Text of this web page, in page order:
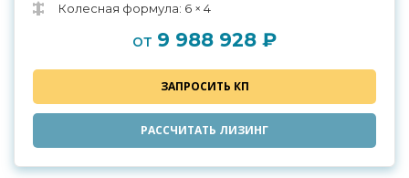
Колесная формула: 6 × 4
от 9 988 928 ₽
ЗАПРОСИТЬ КП
РАССЧИТАТЬ ЛИЗИНГ